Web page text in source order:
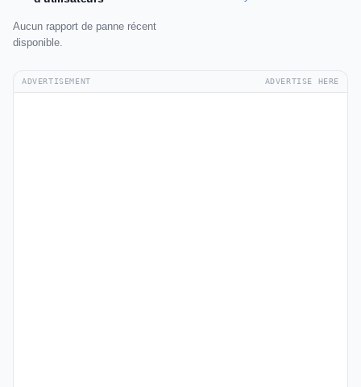
Aucun rapport de panne récent
disponible.
ADVERTISEMENT ADVERTISE HERE